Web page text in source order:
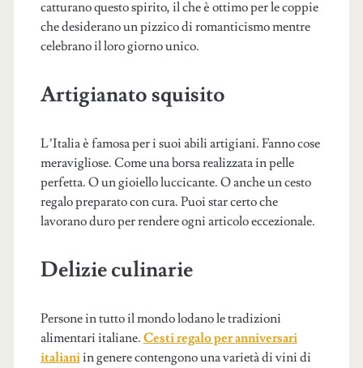
catturano questo spirito, il che è ottimo per le coppie
che desiderano un pizzico di romanticismo mentre
celebrano il loro giorno unico.
Artigianato squisito
L’Italia è famosa per i suoi abili artigiani. Fanno cose
meravigliose. Come una borsa realizzata in pelle
perfetta. O un gioiello luccicante. O anche un cesto
regalo preparato con cura. Puoi star certo che
lavorano duro per rendere ogni articolo eccezionale.
Delizie culinarie
Persone in tutto il mondo lodano le tradizioni
alimentari italiane. Cesti regalo per anniversari
italianiin genere contengono una varietà di vini di